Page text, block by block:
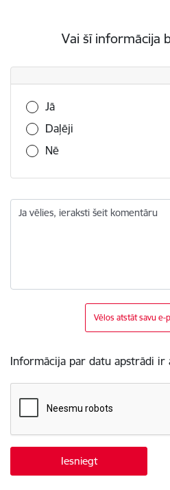
Vai šī informācija
Vai šī informācija bija
Jā
Daļēji
Nē
Ja vēlies, ieraksti šeit komentāru
Vēlos atstāt savu e-
Informācija par datu apstrādi ir